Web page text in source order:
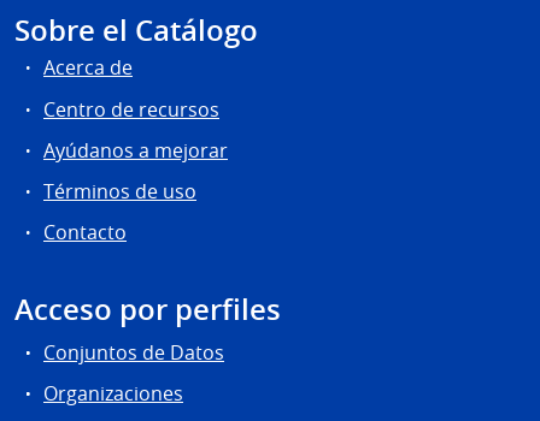
Sobre el Catálogo
Acerca de
Centro de recursos
Ayúdanos a mejorar
Términos de uso
Contacto
Acceso por perfiles
Conjuntos de Datos
Organizaciones